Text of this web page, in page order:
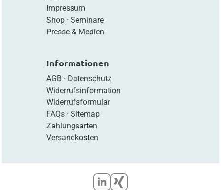
Impressum
Shop· Seminare
Presse & Medien
Informationen
AGB · Datenschutz
Widerrufsinformation
Widerrufsformular
FAQs· Sitemap
Zahlungsarten
Versandkosten